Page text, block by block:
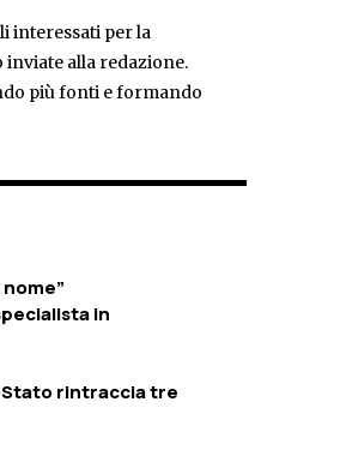
interessati per la
alla redazione.
più fonti e formando
in
Stato rintraccia tre